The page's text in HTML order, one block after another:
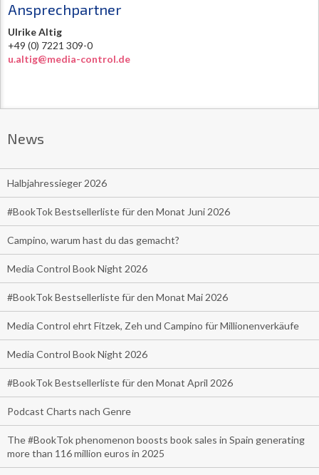
Ansprechpartner
Ulrike Altig
+49 (0) 7221 309-0
u.altig@media-control.de
News
Halbjahressieger 2026
#BookTok Bestsellerliste für den Monat Juni 2026
Campino, warum hast du das gemacht?
Media Control Book Night 2026
#BookTok Bestsellerliste für den Monat Mai 2026
Media Control ehrt Fitzek, Zeh und Campino für Millionenverkäufe
Media Control Book Night 2026
#BookTok Bestsellerliste für den Monat April 2026
Podcast Charts nach Genre
The #BookTok phenomenon boosts book sales in Spain generating
more than 116 million euros in 2025